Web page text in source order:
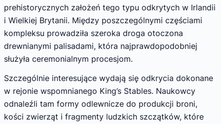
prehistorycznych założeń tego typu odkrytych w Irlandii
i Wielkiej Brytanii. Między poszczególnymi częściami
kompleksu prowadziła szeroka droga otoczona
drewnianymi palisadami, która najprawdopodobniej
służyła ceremonialnym procesjom.
Szczególnie interesujące wydają się odkrycia dokonane
w rejonie wspomnianego King’s Stables. Naukowcy
odnaleźli tam formy odlewnicze do produkcji broni,
kości zwierząt i fragmenty ludzkich szczątków, które